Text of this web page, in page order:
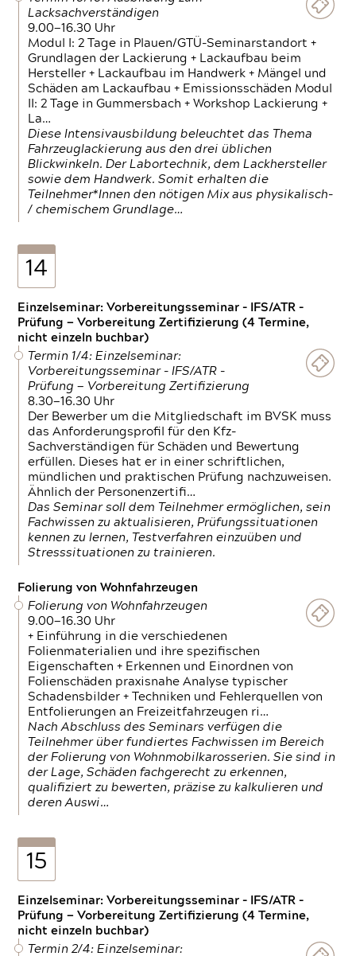
Lacksachverständigen
9.00—16.30 Uhr
Modul I: 2 Tage in Plauen/GTÜ-Seminarstandort +
Grundlagen der Lackierung + Lackaufbau beim
Hersteller + Lackaufbau im Handwerk + Mängel und
Schäden am Lackaufbau + Emissionsschäden Modul
II: 2 Tage in Gummersbach + Workshop Lackierung +
La…
Diese Intensivausbildung beleuchtet das Thema
Fahrzeuglackierung aus den drei üblichen
Blickwinkeln. Der Labortechnik, dem Lackhersteller
sowie dem Handwerk. Somit erhalten die
Teilnehmer*Innen den nötigen Mix aus physikalisch-
/ chemischem Grundlage…
14
Einzelseminar: Vorbereitungsseminar - IFS/ATR -
Prüfung — Vorbereitung Zertifizierung (4 Termine,
nicht einzeln buchbar)
Termin 1/4: Einzelseminar:
Vorbereitungsseminar - IFS/ATR -
Prüfung — Vorbereitung Zertifizierung
8.30—16.30 Uhr
Der Bewerber um die Mitgliedschaft im BVSK muss
das Anforderungsprofil für den Kfz-
Sachverständigen für Schäden und Bewertung
erfüllen. Dieses hat er in einer schriftlichen,
mündlichen und praktischen Prüfung nachzuweisen.
Ähnlich der Personenzertifi…
Das Seminar soll dem Teilnehmer ermöglichen, sein
Fachwissen zu aktualisieren, Prüfungssituationen
kennen zu lernen, Testverfahren einzuüben und
Stresssituationen zu trainieren.
Folierung von Wohnfahrzeugen
Folierung von Wohnfahrzeugen
9.00—16.30 Uhr
+ Einführung in die verschiedenen
Folienmaterialien und ihre spezifischen
Eigenschaften + Erkennen und Einordnen von
Folienschäden praxisnahe Analyse typischer
Schadensbilder + Techniken und Fehlerquellen von
Entfolierungen an Freizeitfahrzeugen ri…
Nach Abschluss des Seminars verfügen die
Teilnehmer über fundiertes Fachwissen im Bereich
der Folierung von Wohnmobilkarosserien. Sie sind in
der Lage, Schäden fachgerecht zu erkennen,
qualifiziert zu bewerten, präzise zu kalkulieren und
deren Auswi…
15
Einzelseminar: Vorbereitungsseminar - IFS/ATR -
Prüfung — Vorbereitung Zertifizierung (4 Termine,
nicht einzeln buchbar)
Termin 2/4: Einzelseminar: